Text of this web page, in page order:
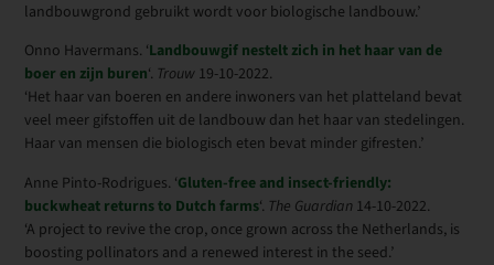
landbouwgrond gebruikt wordt voor biologische landbouw.’
Onno Havermans. ‘Landbouwgif nestelt zich in het haar van de
boer en zijn buren‘. Trouw 19-10-2022.
‘Het haar van boeren en andere inwoners van het platteland bevat
veel meer gifstoffen uit de landbouw dan het haar van stedelingen.
Haar van mensen die biologisch eten bevat minder gifresten.’
Anne Pinto-Rodrigues. ‘Gluten-free and insect-friendly:
buckwheat returns to Dutch farms‘. The Guardian 14-10-2022.
‘A project to revive the crop, once grown across the Netherlands, is
boosting pollinators and a renewed interest in the seed.’